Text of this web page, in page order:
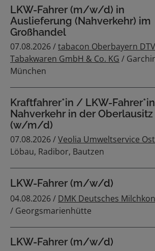
LKW-Fahrer (m/w/d) in
Auslieferung (Nahverkehr) im
Großhandel
07.08.2026 /tabacon Oberbayern
Tabakwaren GmbH & Co. KG /
München
Kraftfahrer*in / LKW-Fahrer*in
Nahverkehr in der Oberlausitz
(w/m/d)
07.08.2026 /Veolia Umweltservice
Löbau, Radibor, Bautzen
LKW-Fahrer (m/w/d)
04.08.2026 / DMK Deutsches
/ Georgsmarienhütte
LKW-Fahrer (m/w/d)